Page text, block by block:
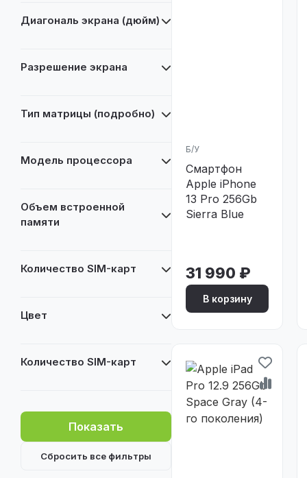
Диагональ экрана (дюйм)
Разрешение экрана
Тип матрицы (подробно)
Модель процессора
Объем встроенной
памяти
Количество SIM-карт
Цвет
Количество SIM-карт
Б/У
Смартфон
Apple iPhone
13 Pro 256Gb
Sierra Blue
31 990 ₽
В корзину